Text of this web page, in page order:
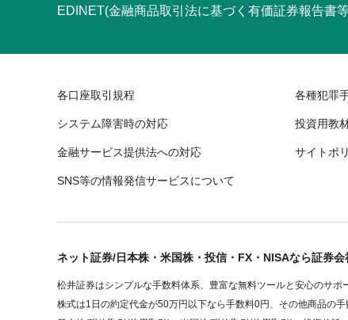
EDINET(金融商品取引法に基づく有価証券報告書
各口座取引規程 各種犯罪
システム障害時の対応 投資用教
金融サービス提供法への対応 サイトポ
SNS等の情報発信サービスについて
ネット証券/日本株・米国株・投信・FX・NISAなら証券
松井証券はシンプルな手数料体系、豊富な無料ツールと安心のサ
株式は1日の約定代金が50万円以下なら手数料0円、その他商品の